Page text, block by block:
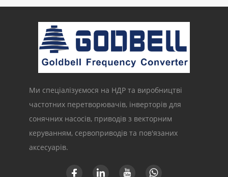
Ми спеціалізуємося на НДР та виробництві
частотних перетворювачів, інверторів для
сонячних насосів, приводів з векторним
керуванням, сервоприводів та пов'язаних
аксесуарів.